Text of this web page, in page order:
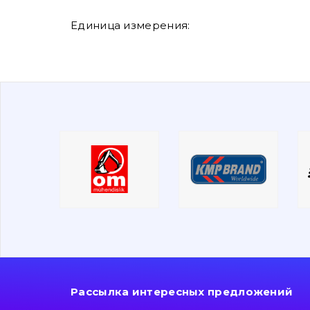
Единица измерения:
Рассылка интересных предложений